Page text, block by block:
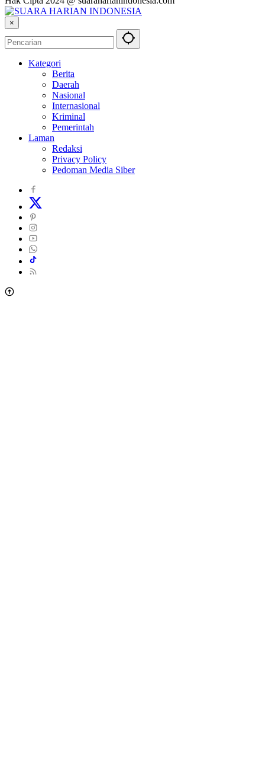
×
Kategori
Berita
Daerah
Nasional
Internasional
Kriminal
Pemerintah
Laman
Redaksi
Privacy Policy
Pedoman Media Siber